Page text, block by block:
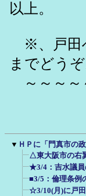
以上。
※、戸田
までどうぞ
～～～～
▼ ＨＰに「門真市の
△東大阪市の右
★3/4：吉水議員
■3/5：倫理条例
☆3/10(月)に戸